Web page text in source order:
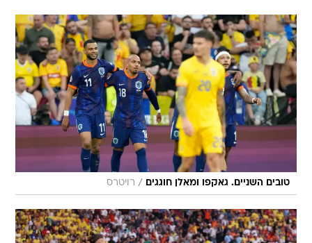
טובים השניים. גאקפו ומאלן חוגגים / רויטרס